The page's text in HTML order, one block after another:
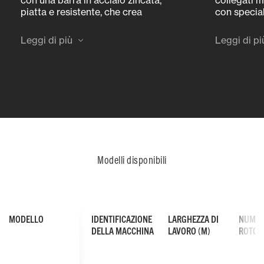
piatta e resistente, che crea
il dente e il disco del rotore. Ciò
assicura una trasmissione di
Leggi di più
con
possono
massima
Leggi di
Modelli disponibili
IDENTIFICAZIONE
DELLA MACCHINA
LARGHEZZA DI
LAVORO (M)
MODELLO